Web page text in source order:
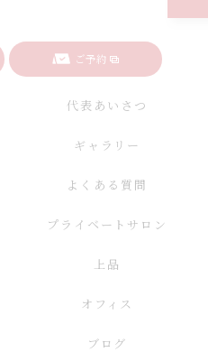
ご予約
代表あいさつ
ギャラリー
よくある質問
プライベートサロン
上品
オフィス
ブログ